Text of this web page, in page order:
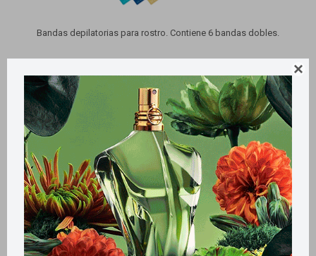

Bandas depilatorias para rostro. Contiene 6 bandas dobles.
Métodos y costos de envío
Retiros gratuitos en tiendas
Productos que te pueden interesar